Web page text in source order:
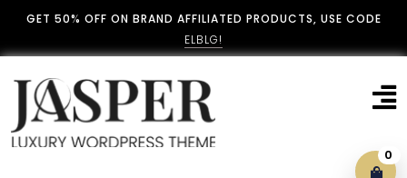
GET 50% OFF ON BRAND AFFILIATED PRODUCTS, USE CODE
ELBLG!
0